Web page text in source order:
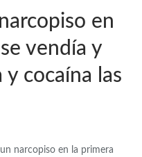
en
vendía y
cocaína las
narcopiso en la primera